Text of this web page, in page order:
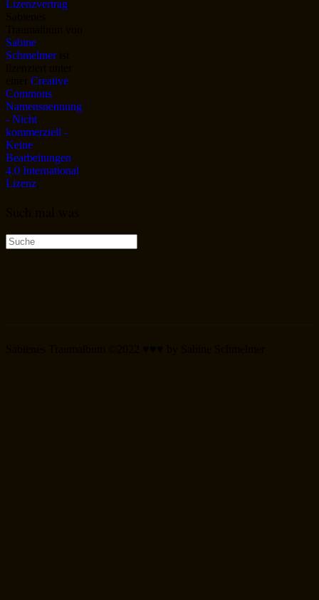
Sabine
Schmelmerist
Creative
Commons
Namensnennung
- Nicht
kommerziell -
Keine
Bearbeitungen
4.0 International
Lizenz
Suche
nach: